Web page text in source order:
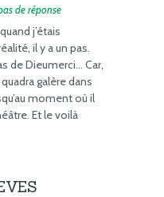
de réponse
j’étais
il y a un pas.
de Dieumerci… Car,
galère dans
moment où il
Et le voilà